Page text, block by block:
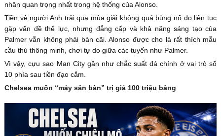
nhân quan trọng nhất trong hệ thống của Alonso.
Tiền vệ người Anh trải qua mùa giải không quá bùng nổ do liên tục
gặp vấn đề thể lực, nhưng đẳng cấp và khả năng sáng tạo của
Palmer vẫn không phải bàn cãi. Alonso được cho là rất thích mẫu
cầu thủ thông minh, chơi tự do giữa các tuyến như Palmer.
Vì vậy, cựu sao Man City gần như chắc suất đá chính ở vai trò số
10 phía sau tiền đạo cắm.
Chelsea muốn “máy săn bàn” trị giá 100 triệu bảng